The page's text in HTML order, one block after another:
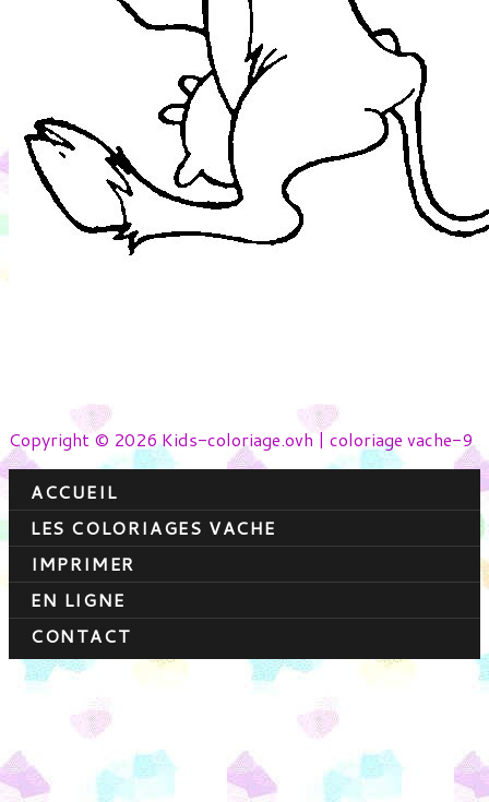
Copyright © 2026 Kids-coloriage.ovh | coloriage vache-9
ACCUEIL
LES COLORIAGES VACHE
IMPRIMER
EN LIGNE
CONTACT